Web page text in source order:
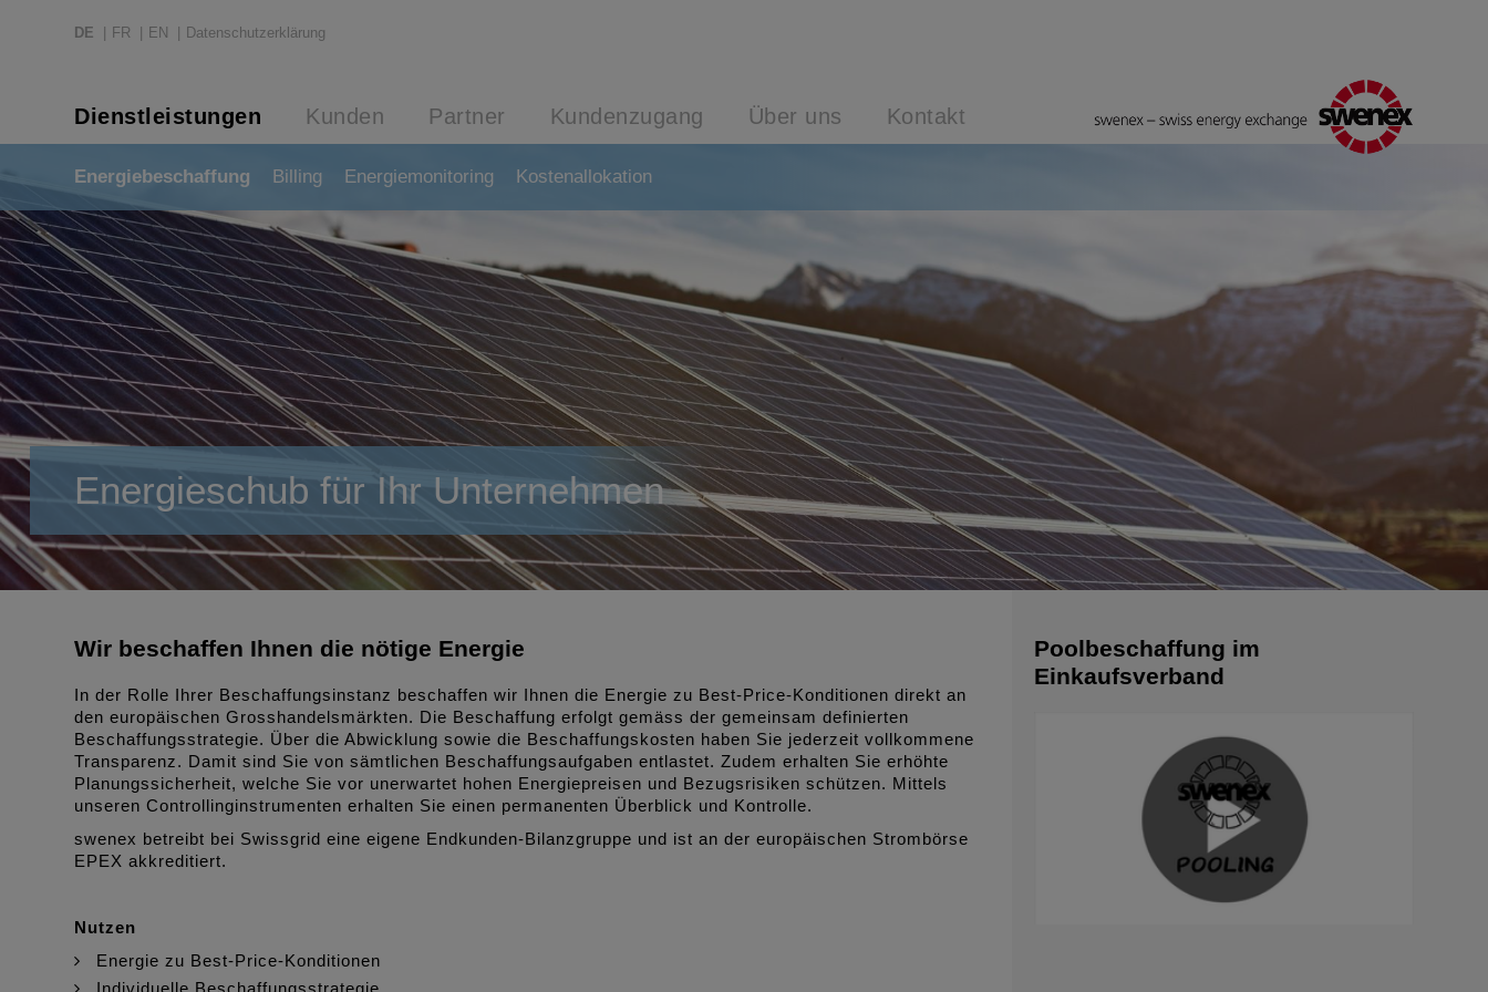
DE FR EN Datenschutzerklärung
Dienstleistungen
Energiebeschaffung Billing Energiemonitoring Kostenallokation
Kunden Partner Kundenzugang Über uns Kontakt
Energieschub für Ihr Unternehmen
Wir beschaffen Ihnen die nötige Energie
In der Rolle Ihrer Beschaffungsinstanz beschaffen wir Ihnen die Energie zu Best-Price-Konditionen direkt an
den europäischen Grosshandelsmärkten. Die Beschaffung erfolgt gemäss der gemeinsam definierten
Beschaffungsstrategie. Über die Abwicklung sowie die Beschaffungskosten haben Sie jederzeit vollkommene
Transparenz. Damit sind Sie von sämtlichen Beschaffungsaufgaben entlastet. Zudem erhalten Sie erhöhte
Planungssicherheit, welche Sie vor unerwartet hohen Energiepreisen und Bezugsrisiken schützen. Mittels
unseren Controllinginstrumenten erhalten Sie einen permanenten Überblick und Kontrolle.
swenex betreibt bei Swissgrid eine eigene Endkunden-Bilanzgruppe und ist an der europäischen Strombörse
EPEX akkreditiert.
Nutzen
Energie zu Best-Price-Konditionen
Poolbeschaffung im
Einkaufsverband